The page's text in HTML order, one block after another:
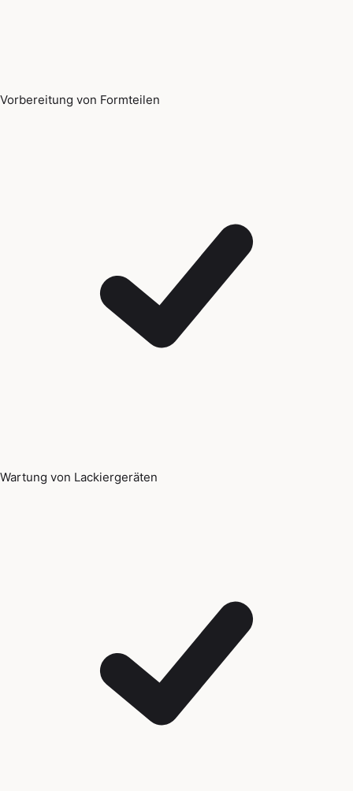
Vorbereitung von Formteilen
Wartung von Lackiergeräten